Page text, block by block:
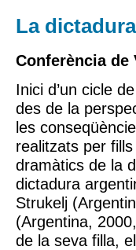
La
Conferència
Inici d’un cicle
des de la
les
realitzats per
dramàtics de la
dictadura
Strukelj
(Argentina,
de la seva filla,